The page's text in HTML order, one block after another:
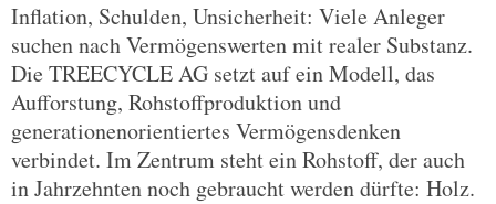
Inflation, Schulden, Unsicherheit: Viele Anleger
suchen nach Vermögenswerten mit realer Substanz.
Die TREECYCLE AG setzt auf ein Modell, das
Aufforstung, Rohstoffproduktion und
generationenorientiertes Vermögensdenken
verbindet. Im Zentrum steht ein Rohstoff, der auch
in Jahrzehnten noch gebraucht werden dürfte: Holz.